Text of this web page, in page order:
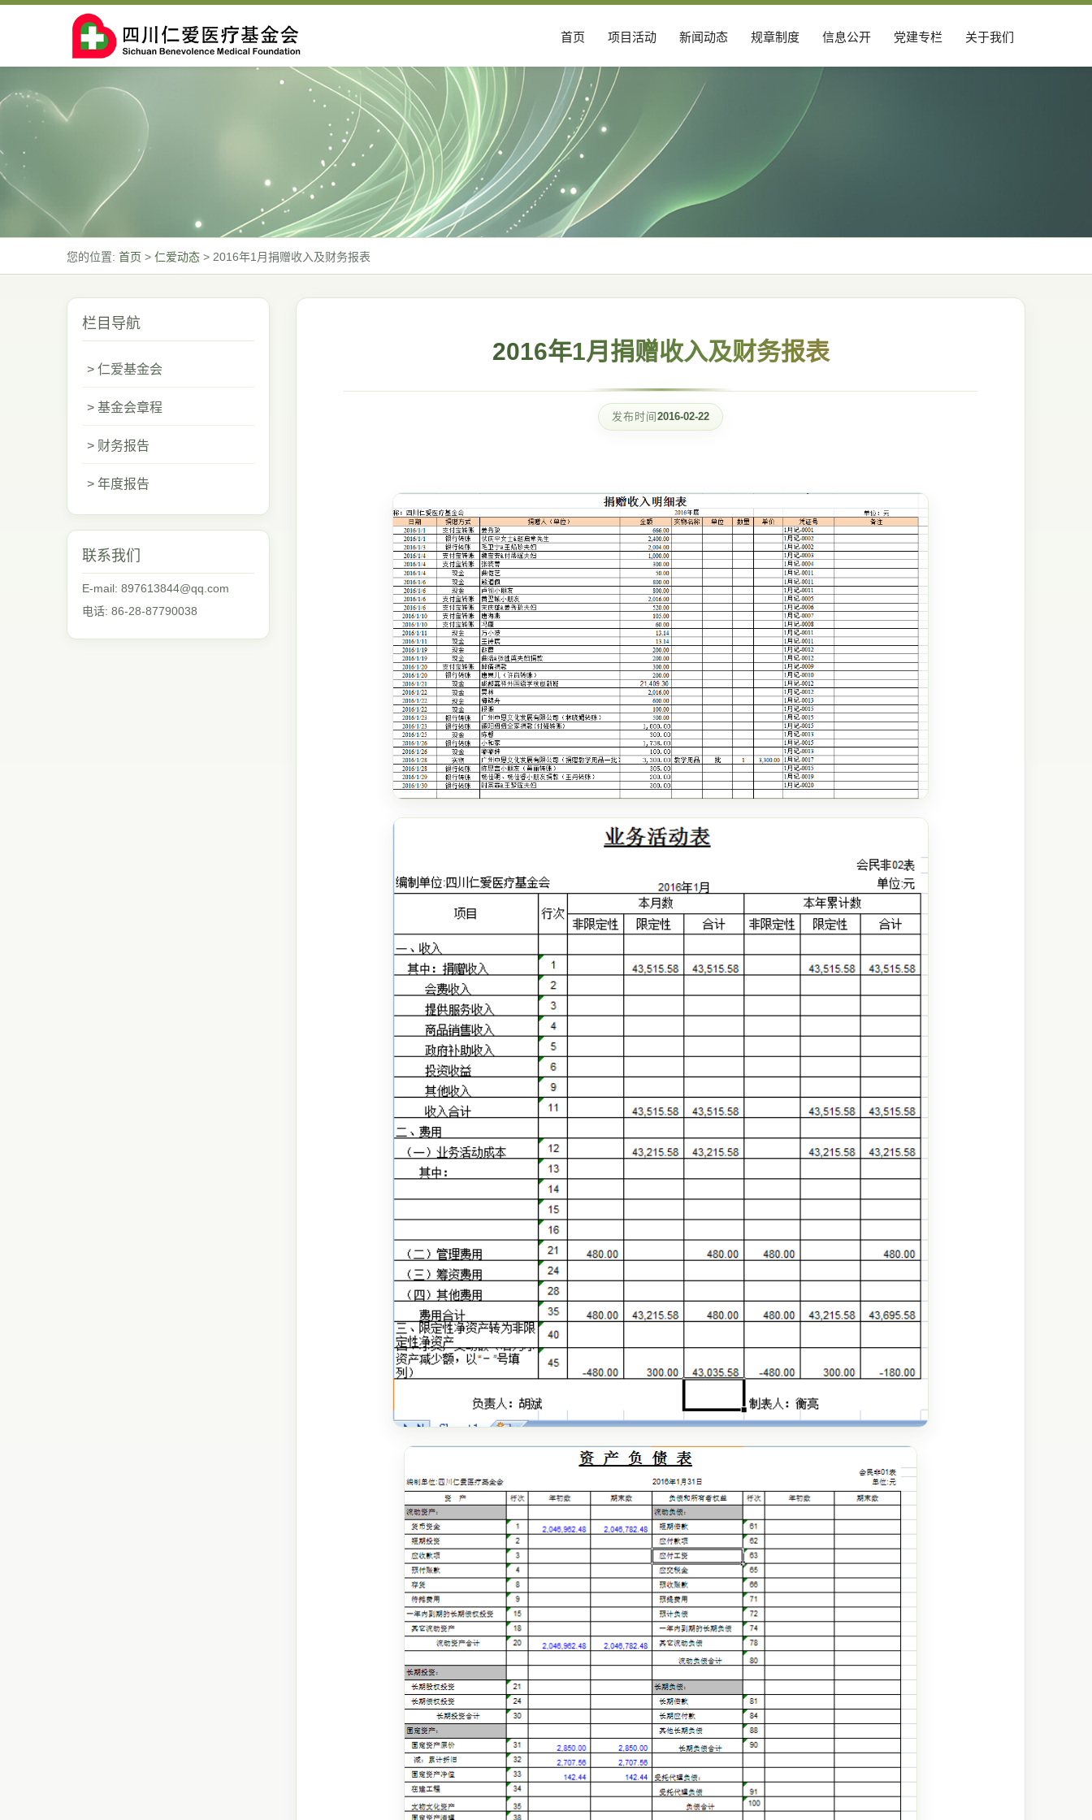
首页 项目活动 新闻动态 规章制度 信息公开 党建专栏 关于我们
您的位置: 首页 > 仁爱动态 > 2016年1月捐赠收入及财务报表
栏目导航
> 仁爱基金会
> 基金会章程
> 财务报告
> 年度报告
联系我们
E-mail: 897613844@qq.com
电话: 86-28-87790038
2016年1月捐赠收入及财务报表
发布时间2016-02-22